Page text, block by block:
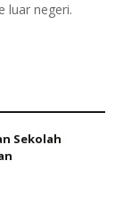
luar negeri.
Sekolah